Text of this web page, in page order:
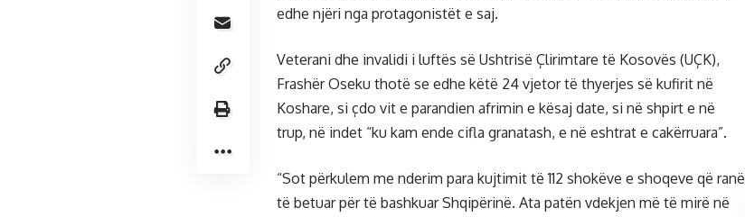
edhe njëri nga protagonistët e saj.
Veterani dhe invalidi i luftës së Ushtrisë Çlirimtare të Kosovës (UÇK),
Frashër Oseku thotë se edhe këtë 24 vjetor të thyerjes së kufirit në
Koshare, si çdo vit e parandien afrimin e kësaj date, si në shpirt e në
trup, në indet “ku kam ende cifla granatash, e në eshtrat e cakërruara”.
“Sot përkulem me nderim para kujtimit të 112 shokëve e shoqeve që ranë
të betuar për të bashkuar Shqipërinë. Ata patën vdekjen më të mirë në